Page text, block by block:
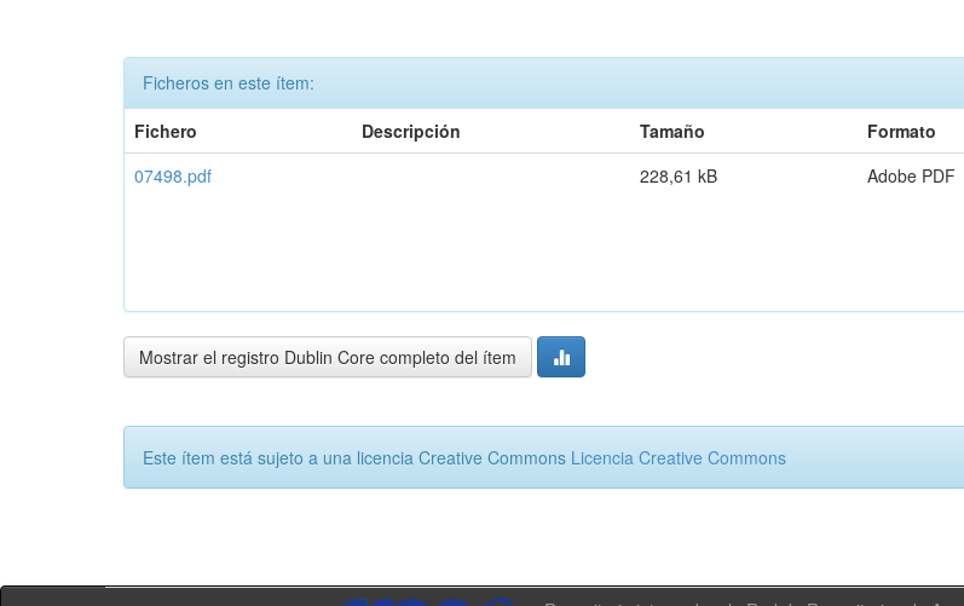
Ficheros en este ítem:
Fichero
Descripción Tamaño
Formato
07498.pdf
228,61 kB Adobe PDF
Mostrar el registro Dublin Core completo del ítem
Este ítem está sujeto a una licencia Creative Commons Licencia Creative Commons